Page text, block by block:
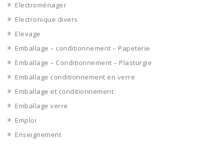
Electroménager
Electronique divers
Elevage
Emballage – conditionnement – Papeterie
Emballage – Conditionnement – Plasturgie
Emballage conditionnement en verre
Emballage et conditionnement
Emballage verre
Emploi
Enseignement